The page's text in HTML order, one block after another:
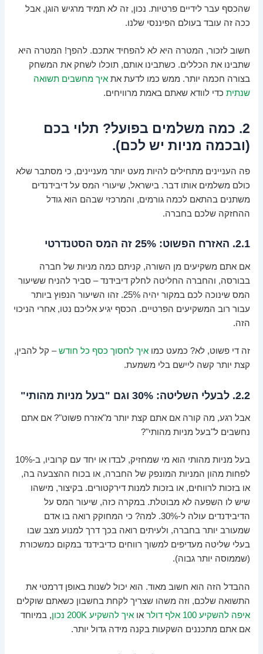
שהכסף עבר לידיים פרטיות. נכון, זה לא תמיד מרגיש הוגן, אבל
ככה זה עובד בעולם הפיננסי שלנו.
חשוב לזכור, המטרה היא לא להפחיד אתכם. להפך! המטרה היא
שתבינו את הכללים. כשתבינו אותם, תוכלו לשחק את המשחק
בצורה חכמה יותר. ממש כמו לדעת אתאיך מחשבים תשואה
שנתית כדי לוודא שאתם באמת מרוויחים.
2. כמה משלמים בפועל? תלוי בכם
(ובכמה מניות יש לכם).
פה העניינים מתחילים להיות מעט יותר מעניינים, כי מסתבר שלא
כולם משלמים אותו דבר. בישראל, שיעורי המס על דיבידנדים
משתנים בהתאם לכמה גורמים, והמרכזי שבהם הוא גודל
ההחזקה שלכם בחברה.
2.1. האזרח הפשוט: 25% זה המס הסטנדרטי
אם אתם משקיעים מן השורה, קניתם כמה מניות של חברה
בבורסה, והחברה החליטה לחלק דיבידנד – סביר להניח ששיעור
המס שינוכה לכם במקור יהיה 25%. זהו השיעור הנפוץ ביותר
עבור רוב המשקיעים הפרטיים. הכסף יגיע אליכם נטו, אחרי הניכוי
הזה.
זה די פשוט, לא? כמעט כמואיך לחסוך כסף כל חודש– קל להבין,
קצת יותר קשה ליישם בלי משמעת.
2.2. לבעלי השליטה: 30% וגם "בעל מניות מהותי"
אבל רגע, מה קורה אם אתם קצת יותר מ"אזרח פשוט"? אם אתם
נחשבים ל"בעל מניות מהותי"?
בעל מניות מהותי הוא מי שמחזיק, לבדו או יחד עם קרוביו, ב-10%
לפחות מהון המניות המונפק של החברה, או בכוח ההצבעה בה,
או בזכות לרווחים, או בזכות למנות דירקטורים. בקיצור, מישהו
שיש לו השפעה לא מבוטלת. במקרה כזה, שיעור המס על
הדיבידנדים עולה ל-30%. למה? כי המחוקק רואה בו אדם
שמעורב יותר בחברה, ולעיתים רואה בכך דרך למנוע מצב שבו
בעלי שליטה מעדיפים למשוך רווחים כדיבידנד במקום כמשכורת
(שממוסה יותר גבוה).
ההבדל הזה הוא חשוב מאוד. הוא יכול לשנות באופן דרמטי את
התשואה שלכם, וזה משהו שצריך לקחת בחשבון כשאתם שוקלים
איפה להשקיע 100 אלף דולר
אואיך להשקיע 200K נכון
, במיוחד
אם אתם מתכננים השקעות בקנה מידה גדול יותר.